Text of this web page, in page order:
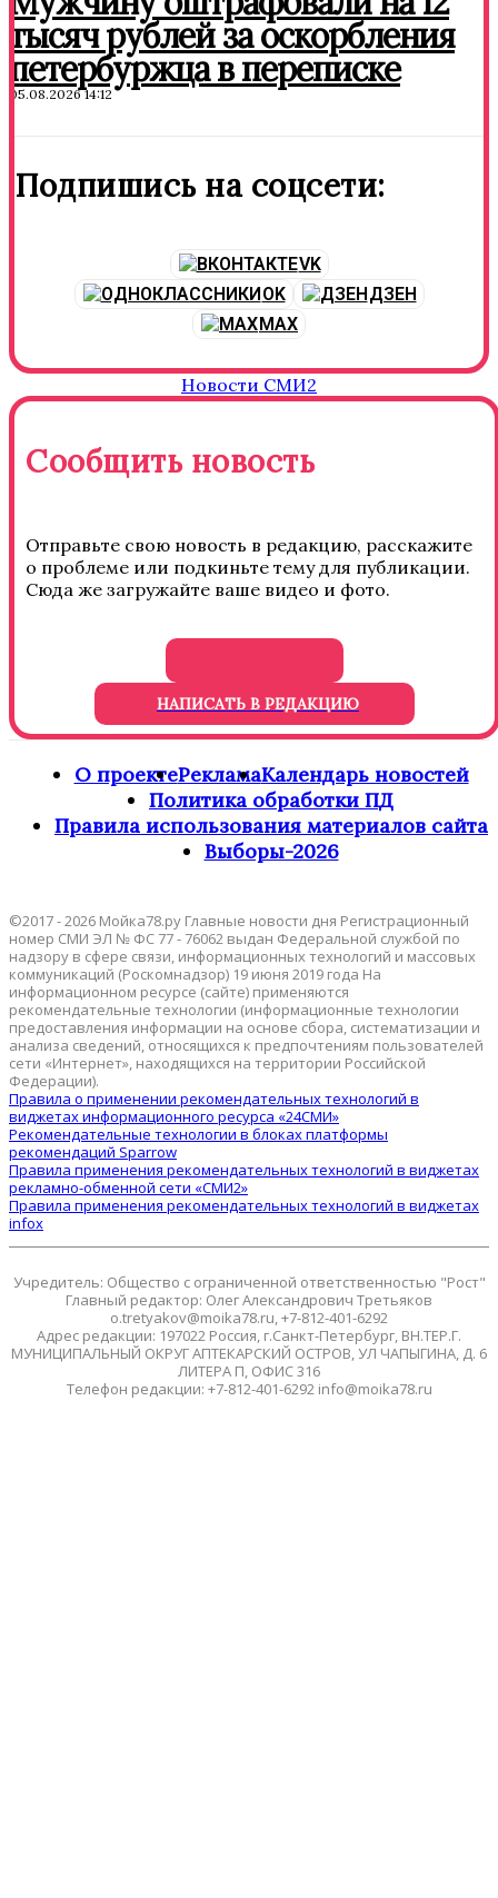
тысяч рублей за оскорбления
петербуржца в переписке
05.08.2026 14:12
Подпишись на соцсети:
VK
OK
ДЗЕН
MAX
Новости СМИ2
Сообщить новость
Отправьте свою новость в редакцию, расскажите
о проблеме или подкиньте тему для публикации.
Сюда же загружайте ваше видео и фото.
НАПИСАТЬ В РЕДАКЦИЮ
О проектеРекламаКалендарь новостей
Политика обработки ПД
Правила использования материалов сайта
Выборы-2026
©2017 - 2026 Мойка78.ру Главные новости дня Регистрационный
номер СМИ ЭЛ № ФС 77 - 76062 выдан Федеральной службой по
надзору в сфере связи, информационных технологий и массовых
коммуникаций (Роскомнадзор) 19 июня 2019 года На
информационном ресурсе (сайте) применяются
рекомендательные технологии (информационные технологии
предоставления информации на основе сбора, систематизации и
анализа сведений, относящихся к предпочтениям пользователей
сети «Интернет», находящихся на территории Российской
Федерации).
Правила о применении рекомендательных технологий в
виджетах информационного ресурса «24СМИ»
Рекомендательные технологии в блоках платформы
рекомендаций Sparrow
Правила применения рекомендательных технологий в виджетах
рекламно-обменной сети «СМИ2»
Правила применения рекомендательных технологий в виджетах
infox
Учредитель: Общество с ограниченной ответственностью "Рост"
Главный редактор: Олег Александрович Третьяков
o.tretyakov@moika78.ru, +7-812-401-6292
Адрес редакции: 197022 Россия, г.Санкт-Петербург, ВН.ТЕР.Г.
МУНИЦИПАЛЬНЫЙ ОКРУГ АПТЕКАРСКИЙ ОСТРОВ, УЛ ЧАПЫГИНА, Д. 6
ЛИТЕРА П, ОФИС 316
Телефон редакции: +7-812-401-6292 info@moika78.ru